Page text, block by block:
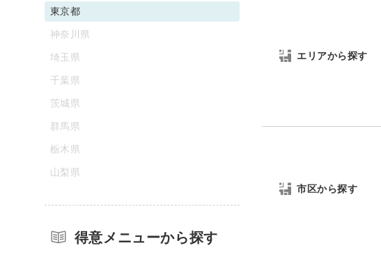
エリアから探す
市区から探す
東京都
神奈川県
埼玉県
千葉県
茨城県
群馬県
栃木県
山梨県
得意メニューから探す